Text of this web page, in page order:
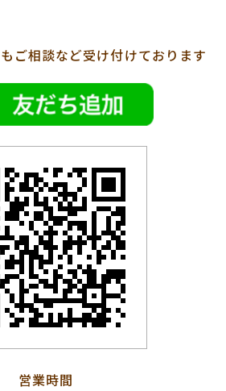
ご相談など受け付けております
営業時間